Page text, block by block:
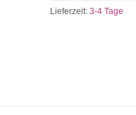
Lieferzeit:3-4 Tage